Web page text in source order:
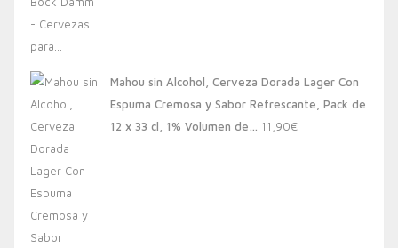
Mahou sin Alcohol, Cerveza Dorada Lager Con
Espuma Cremosa y Sabor Refrescante, Pack de
12 x 33 cl, 1% Volumen de… 11,90€